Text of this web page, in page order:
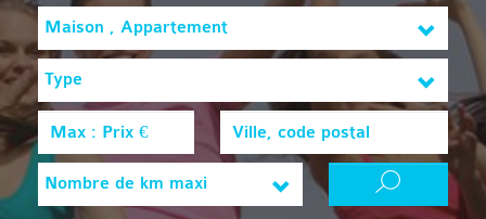
Maison , Appartement
Type
Nombre de km maxi